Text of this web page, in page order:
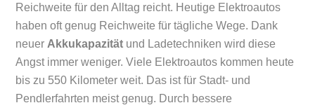
Reichweite für den Alltag reicht. Heutige Elektroautos
haben oft genug Reichweite für tägliche Wege. Dank
neuer Akkukapazität und Ladetechniken wird diese
Angst immer weniger. Viele Elektroautos kommen heute
bis zu 550 Kilometer weit. Das ist für Stadt- und
Pendlerfahrten meist genug. Durch bessere